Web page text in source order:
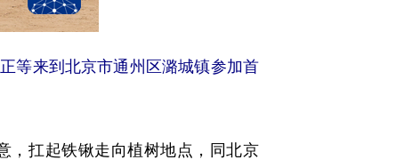
等来到北京市通州区潞城镇参加首
扛起铁锹走向植树地点，同北京